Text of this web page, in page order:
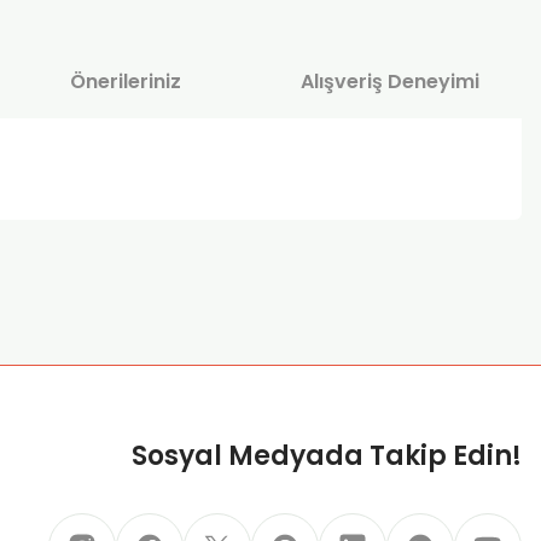
Önerileriniz Alışveriş Deneyimi
Sosyal Medyada Takip Edin!